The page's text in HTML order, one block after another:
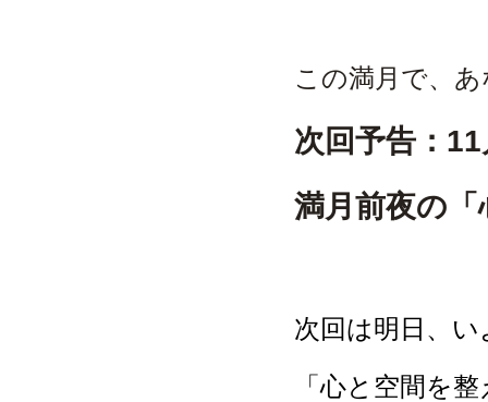
この満月で、
次回予告：
満月前夜の
次回は明日、
「心と空間を